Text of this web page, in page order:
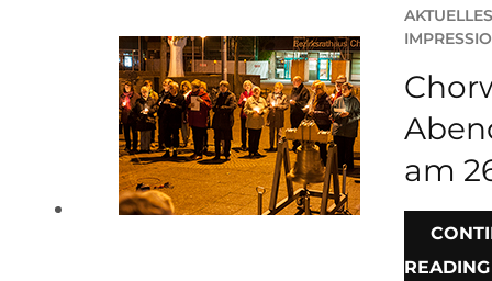
AKTUELLES
am
READING